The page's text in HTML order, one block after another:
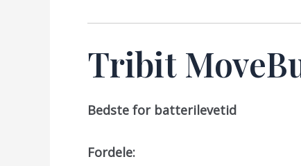
Tribit
Bedste for batterilevetid
Fordele: